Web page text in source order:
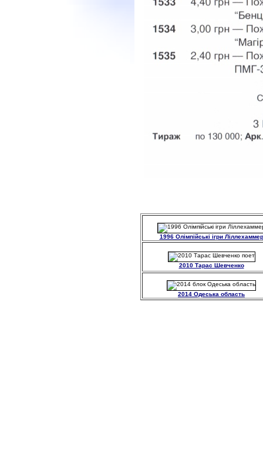
1996 Олімпійські ігри Ліллехаммер
2010 Тарас Шевченко
2014 Одеська область